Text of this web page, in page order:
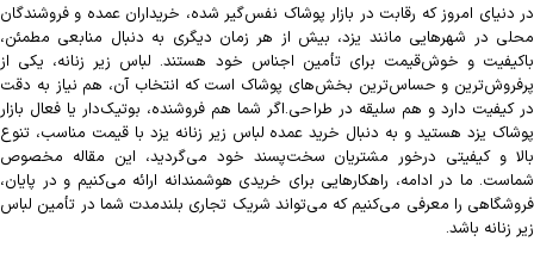
در دنیای امروز که رقابت در بازار پوشاک نفس‌گیر شده، خریداران عمده و فروشندگان
محلی در شهرهایی مانند یزد، بیش از هر زمان دیگری به دنبال منابعی مطمئن،
باکیفیت و خوش‌قیمت برای تأمین اجناس خود هستند. لباس زیر زنانه، یکی از
پرفروش‌ترین و حساس‌ترین بخش‌های پوشاک است که انتخاب آن، هم نیاز به دقت
در کیفیت دارد و هم سلیقه در طراحی.اگر شما هم فروشنده، بوتیک‌دار یا فعال بازار
پوشاک یزد هستید و به دنبال خرید عمده لباس زیر زنانه یزد با قیمت مناسب، تنوع
بالا و کیفیتی درخور مشتریان سخت‌پسند خود می‌گردید، این مقاله مخصوص
شماست. ما در ادامه، راهکارهایی برای خریدی هوشمندانه ارائه می‌کنیم و در پایان،
فروشگاهی را معرفی می‌کنیم که می‌تواند شریک تجاری بلندمدت شما در تأمین لباس
زیر زنانه باشد.